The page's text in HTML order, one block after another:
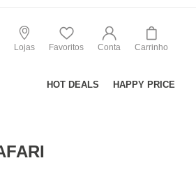
Lojas Favoritos Conta Carrinho
HOT DEALS HAPPY PRICE